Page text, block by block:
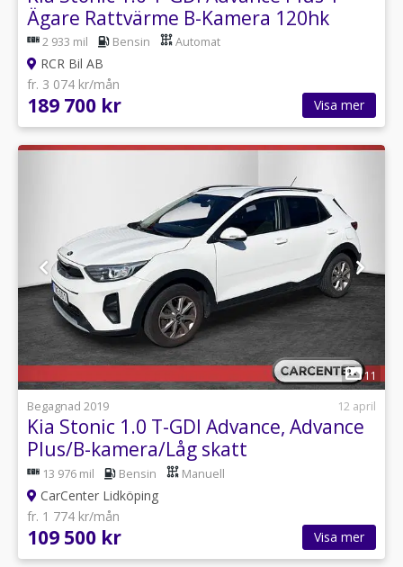
Ägare Rattvärme B-Kamera 120hk
2 933 mil Bensin Automat
RCR Bil AB
fr. 3 074 kr/mån
189 700 kr Visa mer
1
11
Begagnad 2019
12 april
Kia Stonic 1.0 T-GDI Advance, Advance
Plus/B-kamera/Låg skatt
13 976 mil Bensin Manuell
CarCenter Lidköping
fr. 1 774 kr/mån
109 500 kr Visa mer